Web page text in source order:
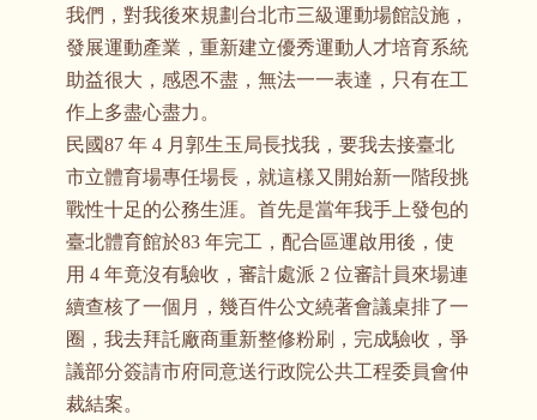
我們，對我後來規劃台北市三級運動場館設施，
發展運動產業，重新建立優秀運動人才培育系統
助益很大，感恩不盡，無法一一表達，只有在工
作上多盡心盡力。
民國87 年 4 月郭生玉局長找我，要我去接臺北
市立體育場專任場長，就這樣又開始新一階段挑
戰性十足的公務生涯。首先是當年我手上發包的
臺北體育館於83 年完工，配合區運啟用後，使
用 4 年竟沒有驗收，審計處派 2 位審計員來場連
續查核了一個月，幾百件公文繞著會議桌排了一
圈，我去拜託廠商重新整修粉刷，完成驗收，爭
議部分簽請市府同意送行政院公共工程委員會仲
裁結案。